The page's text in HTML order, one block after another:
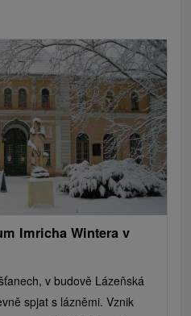
pamiatky
Pamätníky
Hrady, zámky, zrúcaniny
Skanzeny
Divadlá
Jazda na koni
Horské chaty
Sakrálne miesta
stavby
Lyžiarske strediská
Amfiteátre a kiná v prírode
Imricha Wintera v
v budově Lázeňská
spjat s lázněmi. Vznik